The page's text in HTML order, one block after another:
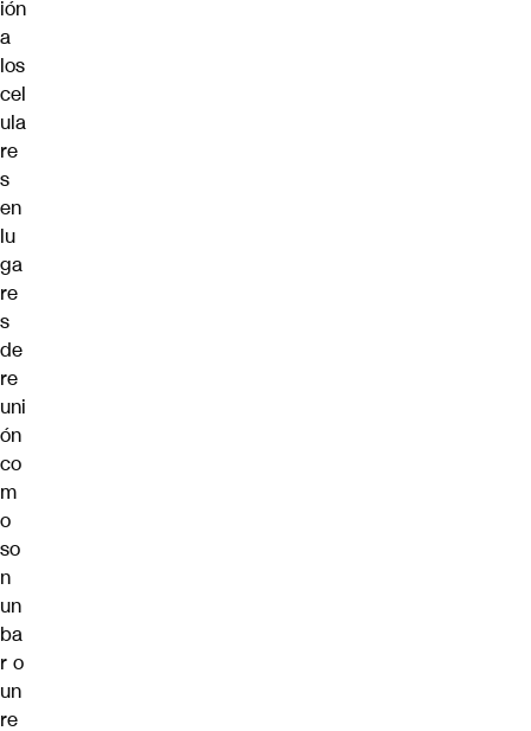
ión
a
los
cel
ula
re
s
en
lu
ga
re
s
de
re
uni
ón
co
m
o
so
n
un
ba
r o
un
re